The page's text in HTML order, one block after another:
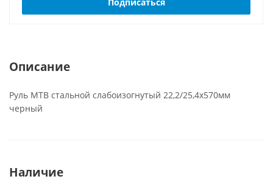
Описание
Руль МТВ стальной слабоизогнутый 22,2/25,4x570мм
черный
Наличие